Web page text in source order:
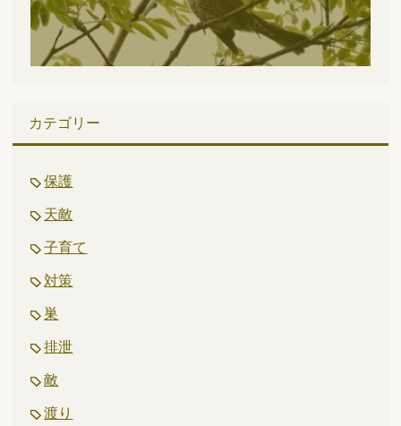
カテゴリー
保護
天敵
子育て
対策
巣
排泄
敵
渡り